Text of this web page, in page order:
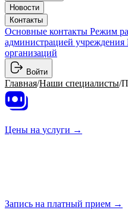
Новости
Контакты
Основные контакты Режим
администрацией учреждения
организаций
Войти
Главная/Наши специалисты/
Цены на услуги →
Запись на платный прием →